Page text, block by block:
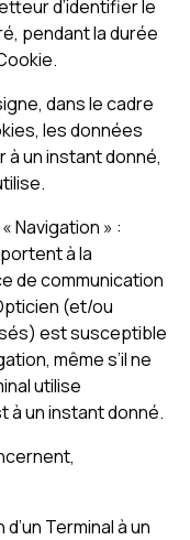
d’identifier le
pendant la durée
dans le cadre
les données
un instant donné,
Navigation » :
à la
de communication
(et/ou
est susceptible
même s’il ne
utilise
à un instant donné.
Terminal à un